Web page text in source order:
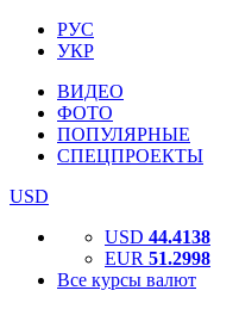
РУС
УКР
ВИДЕО
ФОТО
ПОПУЛЯРНЫЕ
СПЕЦПРОЕКТЫ
USD
USD 44.4138
EUR 51.2998
Все курсы валют